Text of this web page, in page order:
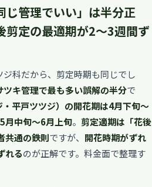
じ管理でいい」は半分正
定の最適期が2〜3週間ず
ジ科だから、剪定時期も同じでし
ツキ管理で最も多い誤解の半分で
平戸ツツジ）の開花期は4月下旬〜
月中旬〜6月上旬。 剪定適期は「花後
共通の鉄則ですが、 開花時期がずれ
れるのが正解です。料金面で整理す